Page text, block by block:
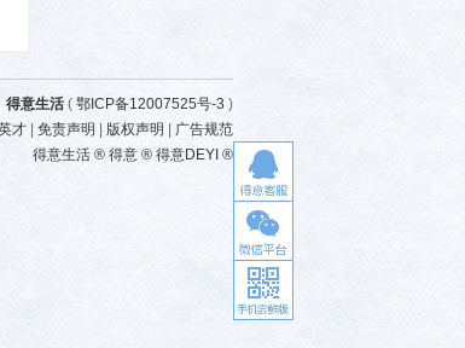
得意生活 ( 鄂ICP备12007525号-3 )
才 免责声明 版权声明
广告规范
得意生活 ® 得意 ® 得意DEYI ®